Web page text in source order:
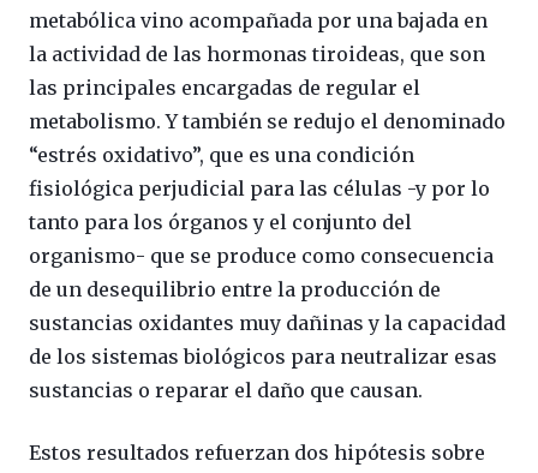
metabólica vino acompañada por una bajada en
la actividad de las hormonas tiroideas, que son
las principales encargadas de regular el
metabolismo. Y también se redujo el denominado
“estrés oxidativo”, que es una condición
fisiológica perjudicial para las células -y por lo
tanto para los órganos y el conjunto del
organismo- que se produce como consecuencia
de un desequilibrio entre la producción de
sustancias oxidantes muy dañinas y la capacidad
de los sistemas biológicos para neutralizar esas
sustancias o reparar el daño que causan.
Estos resultados refuerzan dos hipótesis sobre